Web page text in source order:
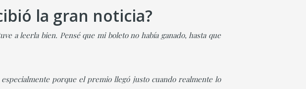
la gran noticia?
a leerla bien. Pensé que mi boleto no había ganado, hasta que
porque el premio llegó justo cuando realmente lo